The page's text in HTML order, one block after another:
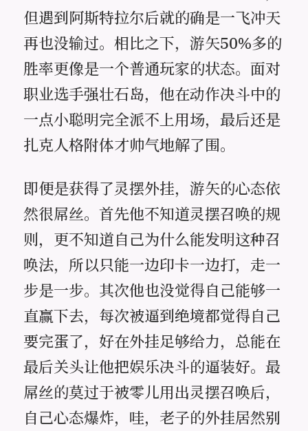
但遇到阿斯特拉尔后就的确是一飞冲天
再也没输过。相比之下，游矢50%多的
胜率更像是一个普通玩家的状态。面对
职业选手强壮石岛，他在动作决斗中的
一点小聪明完全派不上用场，最后还是
扎克人格附体才帅气地解了围。
即便是获得了灵摆外挂，游矢的心态依
然很屌丝。首先他不知道灵摆召唤的规
则，更不知道自己为什么能发明这种召
唤法，所以只能一边印卡一边打，走一
步是一步。其次他也没觉得自己能够一
直赢下去，每次被逼到绝境都觉得自己
要完蛋了，好在外挂足够给力，总能在
最后关头让他把娱乐决斗的逼装好。最
屌丝的莫过于被零儿用出灵摆召唤后，
自己心态爆炸，哇，老子的外挂居然别